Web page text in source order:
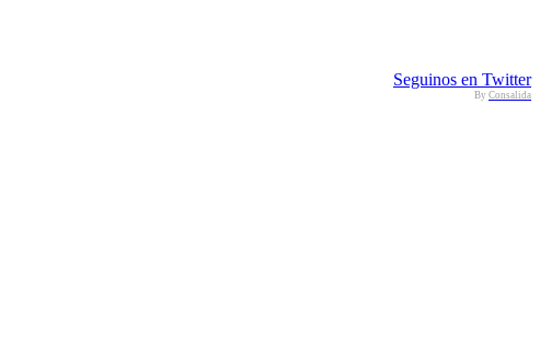
Seguinos en Twitter
By Consalida